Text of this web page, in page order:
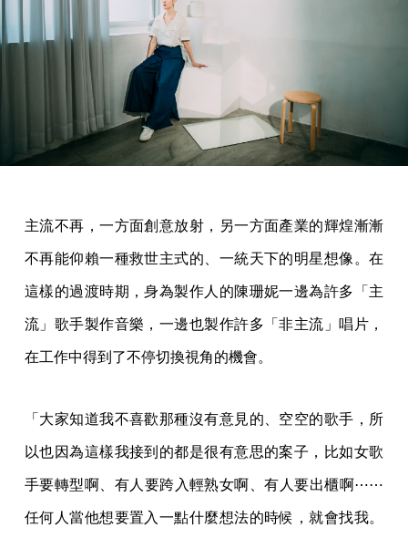
主流不再，一方面創意放射，另一方面產業的輝煌漸漸
不再能仰賴一種救世主式的、一統天下的明星想像。在
這樣的過渡時期，身為製作人的陳珊妮一邊為許多「主
流」歌手製作音樂，一邊也製作許多「非主流」唱片，
在工作中得到了不停切換視角的機會。
「大家知道我不喜歡那種沒有意見的、空空的歌手，所
以也因為這樣我接到的都是很有意思的案子，比如女歌
手要轉型啊、有人要跨入輕熟女啊、有人要出櫃啊⋯⋯
任何人當他想要置入一點什麼想法的時候，就會找我。